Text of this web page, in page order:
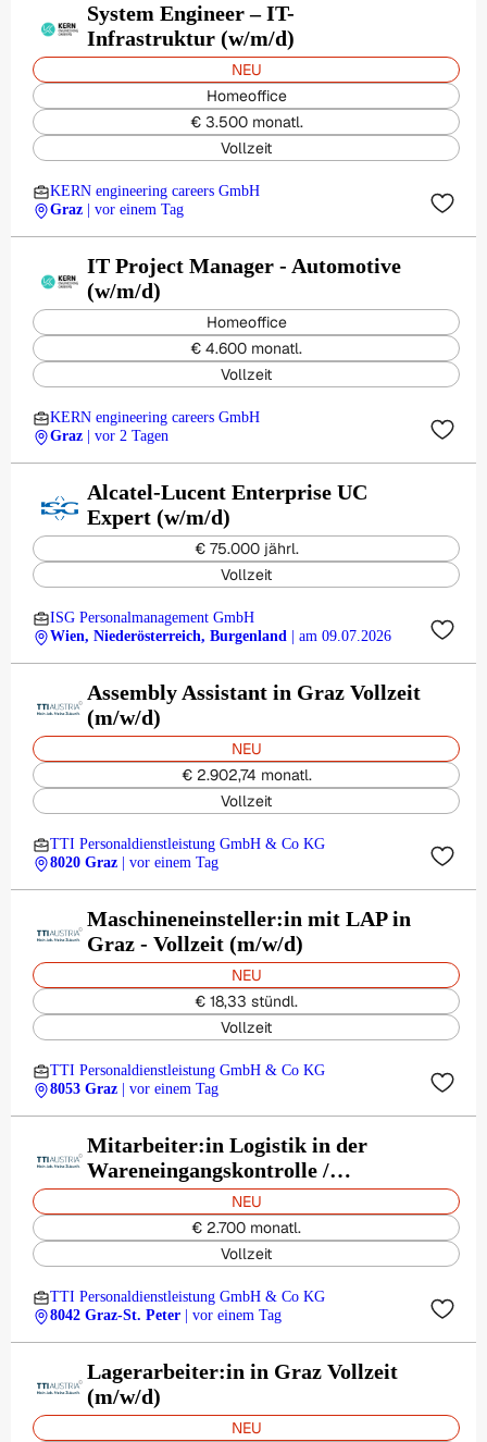
System Engineer – IT-
Infrastruktur (w/m/d)
NEU
Homeoffice
€ 3.500 monatl.
Vollzeit
KERN engineering careers GmbH
Graz
| vor einem Tag
IT Project Manager - Automotive
(w/m/d)
Homeoffice
€ 4.600 monatl.
Vollzeit
KERN engineering careers GmbH
Graz
| vor 2 Tagen
Alcatel-Lucent Enterprise UC
Expert (w/m/d)
€ 75.000 jährl.
Vollzeit
ISG Personalmanagement GmbH
Wien, Niederösterreich, Burgenland
| am 09.07.2026
Assembly Assistant in Graz Vollzeit
(m/w/d)
NEU
€ 2.902,74 monatl.
Vollzeit
TTI Personaldienstleistung GmbH & Co KG
8020 Graz
| vor einem Tag
Maschineneinsteller:in mit LAP in
Graz - Vollzeit (m/w/d)
NEU
€ 18,33 stündl.
Vollzeit
TTI Personaldienstleistung GmbH & Co KG
8053 Graz
| vor einem Tag
Mitarbeiter:in Logistik in der
Wareneingangskontrolle /
Qualitätseingangsprüfung - Vollzeit
(m/w/d)
NEU
€ 2.700 monatl.
Vollzeit
TTI Personaldienstleistung GmbH & Co KG
8042 Graz-St. Peter
| vor einem Tag
Lagerarbeiter:in in Graz Vollzeit
(m/w/d)
NEU